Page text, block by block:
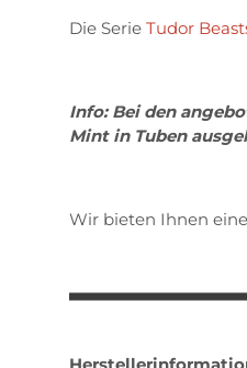
Die Serie Tudor
Info: Bei den
Mint in Tuben
Wir bieten Ihnen